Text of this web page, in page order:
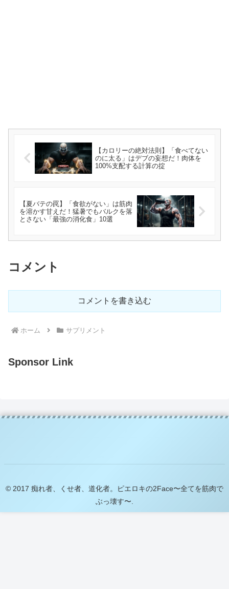
【カロリーの絶対法則】「食べてない
のに太る」はデブの妄想だ！肉体を
100%支配する計算の掟
【夏バテの罠】「食欲がない」は筋肉
を溶かす甘えだ！猛暑でもバルクを落
とさない「最強の消化食」10選
コメント
コメントを書き込む
ホーム サプリメント
Sponsor Link
© 2017 痴れ者、くせ者、道化者。ピエロキの2Face〜全てを筋肉で
ぶっ壊す〜.